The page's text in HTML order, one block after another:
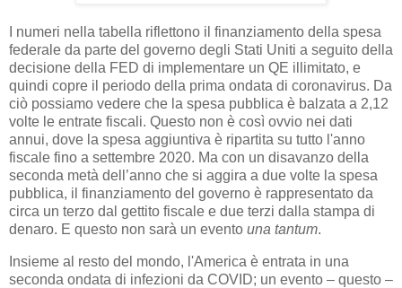
I numeri nella tabella riflettono il finanziamento della spesa
federale da parte del governo degli Stati Uniti a seguito della
decisione della FED di implementare un QE illimitato, e
quindi copre il periodo della prima ondata di coronavirus. Da
ciò possiamo vedere che la spesa pubblica è balzata a 2,12
volte le entrate fiscali. Questo non è così ovvio nei dati
annui, dove la spesa aggiuntiva è ripartita su tutto l'anno
fiscale fino a settembre 2020. Ma con un disavanzo della
seconda metà dell’anno che si aggira a due volte la spesa
pubblica, il finanziamento del governo è rappresentato da
circa un terzo dal gettito fiscale e due terzi dalla stampa di
denaro. E questo non sarà un evento una tantum.
Insieme al resto del mondo, l'America è entrata in una
seconda ondata di infezioni da COVID; un evento – questo –